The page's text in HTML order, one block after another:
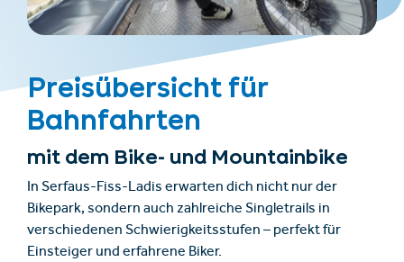
Preisübersicht für
Bahnfahrten
mit dem Bike- und Mountainbike
In Serfaus-Fiss-Ladis erwarten dich nicht nur der
Bikepark, sondern auch zahlreiche Singletrails in
verschiedenen Schwierigkeitsstufen – perfekt für
Einsteiger und erfahrene Biker.